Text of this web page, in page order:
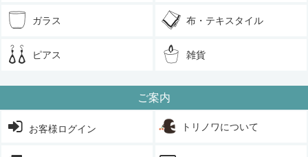
ガラス 布・テキスタイル
ピアス 雑貨
ご案内
お客様ログイン トリノワについて